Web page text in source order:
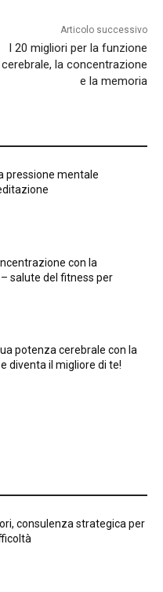
Articolo successivo
I 20 migliori per la funzione
cerebrale, la concentrazione
e la memoria
pressione mentale
con la
salute del fitness per
potenza cerebrale con la
diventa il migliore di te!
consulenza strategica per